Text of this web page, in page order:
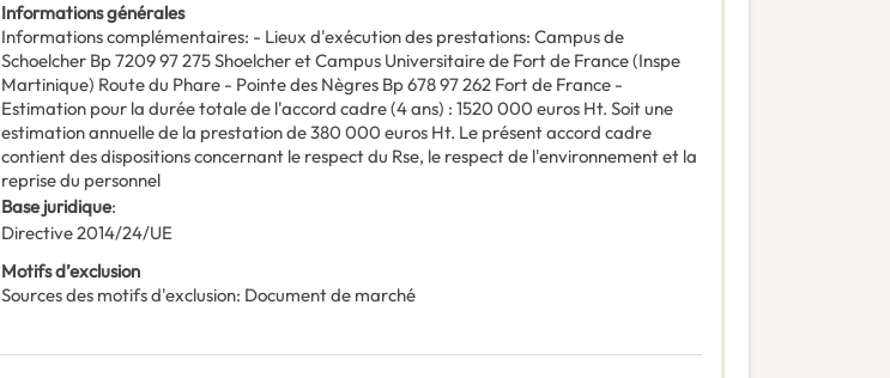
Informations générales
Informations complémentaires: - Lieux d'exécution des prestations: Campus de
Schoelcher Bp 7209 97 275 Shoelcher et Campus Universitaire de Fort de France (Inspe
Martinique) Route du Phare - Pointe des Nègres Bp 678 97 262 Fort de France -
Estimation pour la durée totale de l'accord cadre (4 ans) : 1520 000 euros Ht. Soit une
estimation annuelle de la prestation de 380 000 euros Ht. Le présent accord cadre
contient des dispositions concernant le respect du Rse, le respect de l'environnement et la
reprise du personnel
Base juridique:
Directive 2014/24/UE
Motifs d’exclusion
Sources des motifs d'exclusion: Document de marché